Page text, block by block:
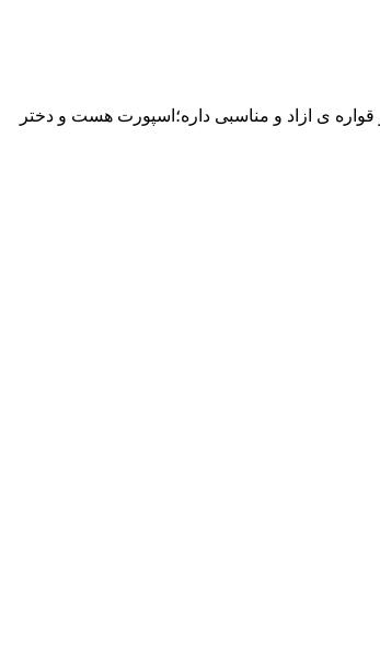
شلوار نیم بگ و قواره ی ازاد و مناسبی داره؛اسپورت هست و دختر